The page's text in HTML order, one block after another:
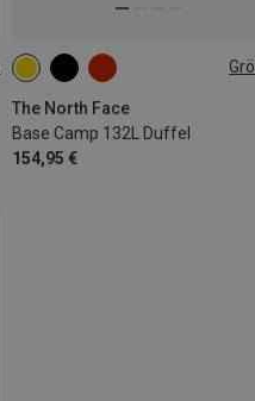
The North Face
Base Camp 132L Duffel
154,95 €
132L